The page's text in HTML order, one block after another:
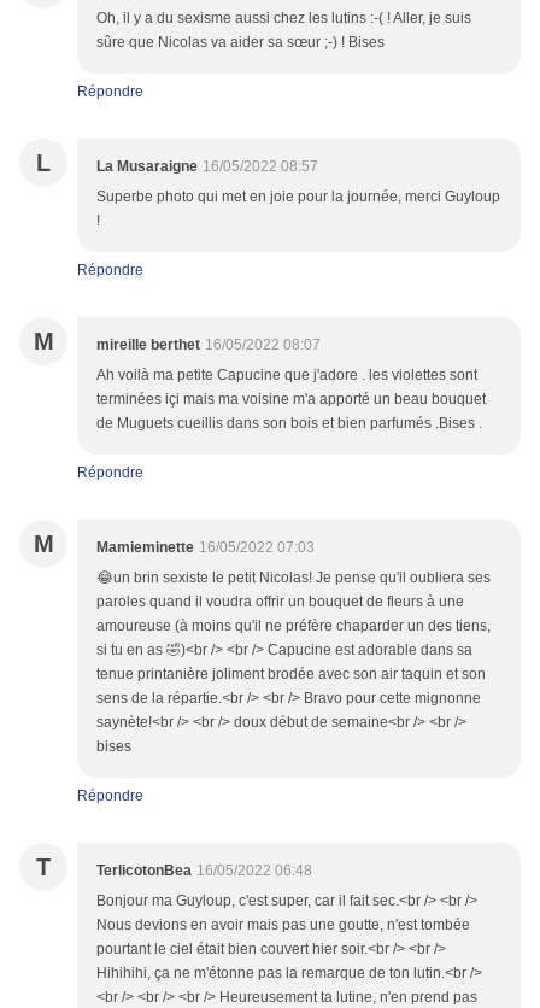
Oh, il y a du sexisme aussi chez les lutins :-( ! Aller, je suis
sûre que Nicolas va aider sa sœur ;-) ! Bises
Répondre
L La Musaraigne 16/05/2022 08:57
Superbe photo qui met en joie pour la journée, merci Guyloup
!
Répondre
M mireille berthet 16/05/2022 08:07
Ah voilà ma petite Capucine que j'adore . les violettes sont
terminées içi mais ma voisine m'a apporté un beau bouquet
de Muguets cueillis dans son bois et bien parfumés .Bises .
Répondre
M Mamieminette 16/05/2022 07:03
😂un brin sexiste le petit Nicolas! Je pense qu'il oubliera ses
paroles quand il voudra offrir un bouquet de fleurs à une
amoureuse (à moins qu'il ne préfère chaparder un des tiens,
si tu en as 🤣)<br /> <br /> Capucine est adorable dans sa
tenue printanière joliment brodée avec son air taquin et son
sens de la répartie.<br /> <br /> Bravo pour cette mignonne
saynète!<br /> <br /> doux début de semaine<br /> <br />
bises
Répondre
T TerlicotonBea 16/05/2022 06:48
Bonjour ma Guyloup, c'est super, car il fait sec.<br /> <br />
Nous devions en avoir mais pas une goutte, n'est tombée
pourtant le ciel était bien couvert hier soir.<br /> <br />
Hihihihi, ça ne m'étonne pas la remarque de ton lutin.<br />
<br /> <br /> <br /> Heureusement ta lutine, n'en prend pas